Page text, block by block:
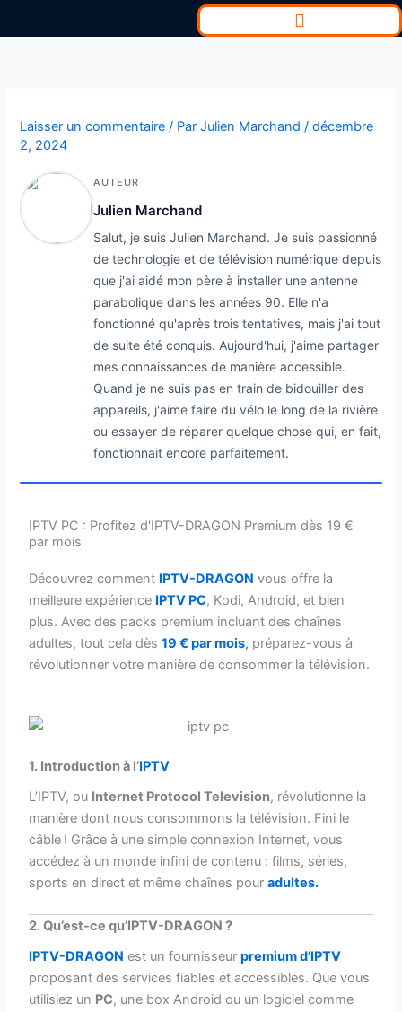
Laisser un commentaire / ParJulien Marchand/décembre
2, 2024
AUTEUR
Julien Marchand
Salut, je suis Julien Marchand. Je suis passionné
de technologie et de télévision numérique depuis
que j'ai aidé mon père à installer une antenne
parabolique dans les années 90. Elle n'a
fonctionné qu'après trois tentatives, mais j'ai tout
de suite été conquis. Aujourd'hui, j'aime partager
mes connaissances de manière accessible.
Quand je ne suis pas en train de bidouiller des
appareils, j'aime faire du vélo le long de la rivière
ou essayer de réparer quelque chose qui, en fait,
fonctionnait encore parfaitement.
IPTV PC : Profitez d'IPTV-DRAGON Premium dès 19 €
par mois
Découvrez comment IPTV-DRAGON vous offre la
meilleure expérience IPTV PC, Kodi, Android, et bien
plus. Avec des packs premium incluant des chaînes
adultes, tout cela dès19 € par mois, préparez-vous à
révolutionner votre manière de consommer la télévision.
1. Introduction à l’IPTV
L’IPTV, ou Internet Protocol Television, révolutionne la
manière dont nous consommons la télévision. Fini le
câble ! Grâce à une simple connexion Internet, vous
accédez à un monde infini de contenu : films, séries,
sports en direct et même chaînes pouradultes.
2. Qu’est-ce qu’IPTV-DRAGON ?
IPTV-DRAGON est un fournisseurpremium d’IPTV
proposant des services fiables et accessibles. Que vous
utilisiez un PC, une box Android ou un logiciel comme